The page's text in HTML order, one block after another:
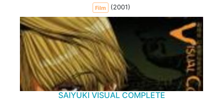
Film (2001)
SAIYUKI VISUAL COMPLETE